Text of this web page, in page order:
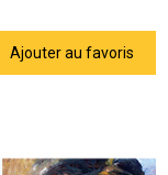
Ajouter au favoris